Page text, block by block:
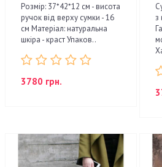
Розмір: 37*42*12 см - висота
ручок від верху сумки - 16
см Матеріал: натуральна
шкіра - краст Упаков..
3780 грн.
з